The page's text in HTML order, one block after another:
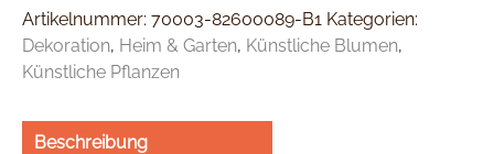
Artikelnummer: 70003-82600089-B1 Kategorien:
Dekoration, Heim & Garten, Künstliche Blumen,
Künstliche Pflanzen
Beschreibung